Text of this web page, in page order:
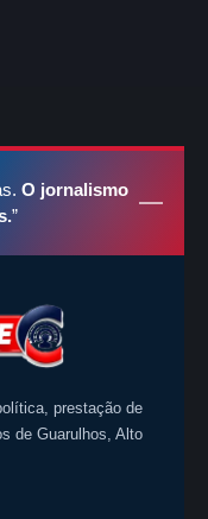
O jornalismo
”
prestação de
de Guarulhos, Alto